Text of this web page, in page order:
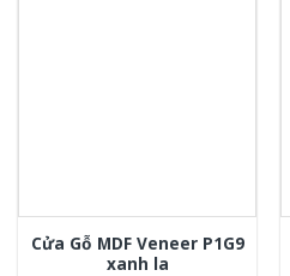
Cửa Gỗ MDF Veneer P1G9
xanh la